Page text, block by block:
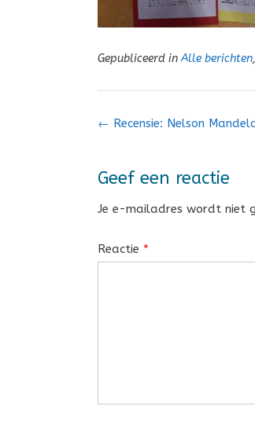
Gepubliceerd inAlle berichten,
Bericht
← Recensie: Nelson
Geef een reactie
Je e-mailadres wordt niet
Reactie *